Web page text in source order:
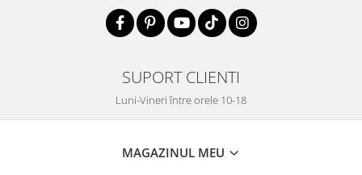
SUPORT CLIENTI
Luni-Vineri între orele 10-18
MAGAZINUL MEU